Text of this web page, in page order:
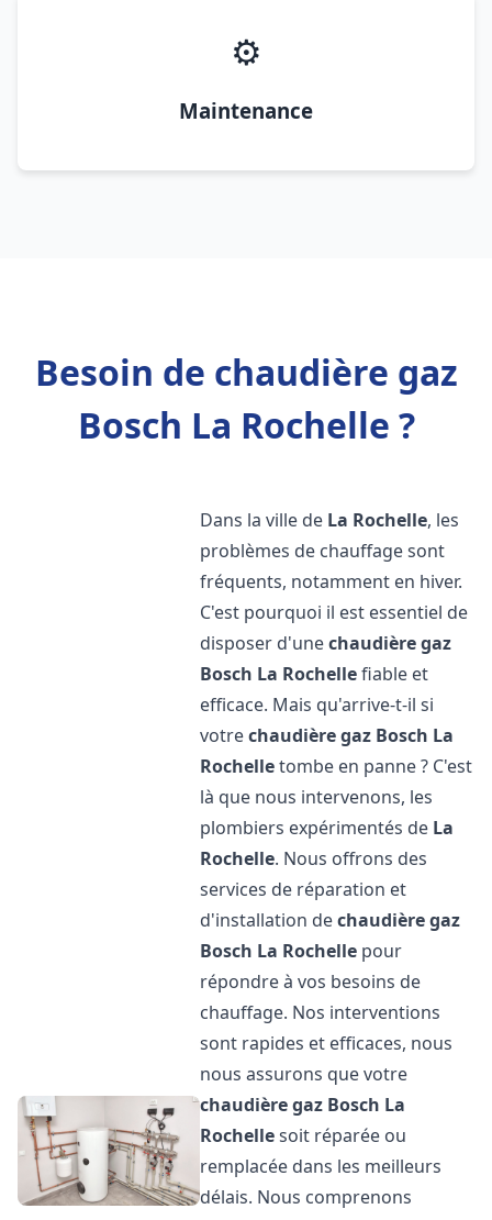
⚙️
Maintenance
Besoin de chaudière gaz
Bosch La Rochelle ?
Dans la ville de La Rochelle, les
problèmes de chauffage sont
fréquents, notamment en hiver.
C'est pourquoi il est essentiel de
disposer d'unechaudière gaz
Bosch La Rochellefiable et
efficace. Mais qu'arrive-t-il si
votrechaudière gaz Bosch La
Rochelletombe en panne ? C'est
là que nous intervenons, les
plombiers expérimentés de La
Rochelle. Nous offrons des
services de réparation et
d'installation dechaudière gaz
Bosch La Rochelle pour
répondre à vos besoins de
chauffage. Nos interventions
sont rapides et efficaces, nous
nous assurons que votre
chaudière gaz Bosch La
Rochellesoit réparée ou
remplacée dans les meilleurs
délais. Nous comprenons